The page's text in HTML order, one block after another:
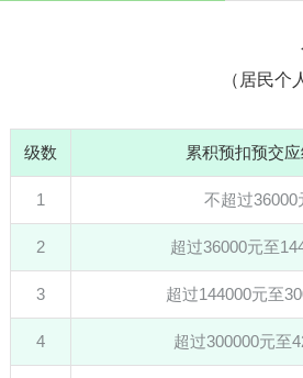
（居民个
级数 累积预扣预交
1 不超过36000
2 超过36000元至
3 超过144000元至
4 超过300000元至